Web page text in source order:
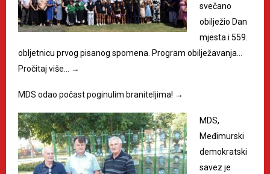
svečano
obilježio Dan
mjesta i 559.
obljetnicu prvog pisanog spomena. Program obilježavanja…
Pročitaj više…
→
MDS odao počast poginulim braniteljima! →
MDS,
Međimurski
demokratski
savez je